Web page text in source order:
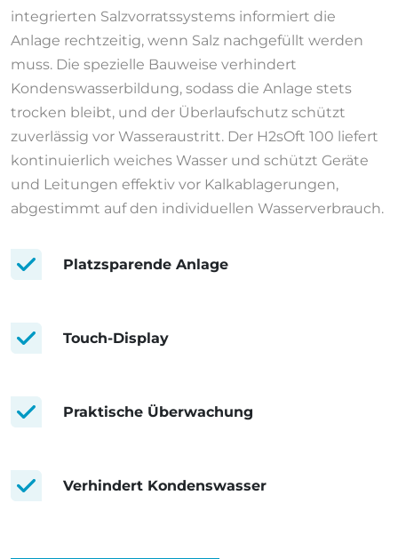
integrierten Salzvorratssystems informiert die
Anlage rechtzeitig, wenn Salz nachgefüllt werden
muss. Die spezielle Bauweise verhindert
Kondenswasserbildung, sodass die Anlage stets
trocken bleibt, und der Überlaufschutz schützt
zuverlässig vor Wasseraustritt. Der H2sOft 100 liefert
kontinuierlich weiches Wasser und schützt Geräte
und Leitungen effektiv vor Kalkablagerungen,
abgestimmt auf den individuellen Wasserverbrauch.
Platzsparende Anlage
Touch-Display
Praktische Überwachung
Verhindert Kondenswasser